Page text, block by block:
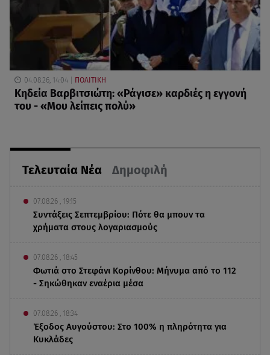
Τελευταία Νέα Δημοφιλή
07.08.26 , 19:15
Συντάξεις Σεπτεμβρίου: Πότε θα μπουν τα
χρήματα στους λογαριασμούς
07.08.26 , 18:45
Φωτιά στο Στεφάνι Κορίνθου: Μήνυμα από το 112
- Σηκώθηκαν εναέρια μέσα
07.08.26 , 18:34
Έξοδος Αυγούστου: Στο 100% η πληρότητα για
Κυκλάδες
04.08.26, 14:04 ΠΟΛΙΤΙΚΗ
Κηδεία Βαρβιτσιώτη: «Ράγισε» καρδιές η εγγονή
του - «Μου λείπεις πολύ»